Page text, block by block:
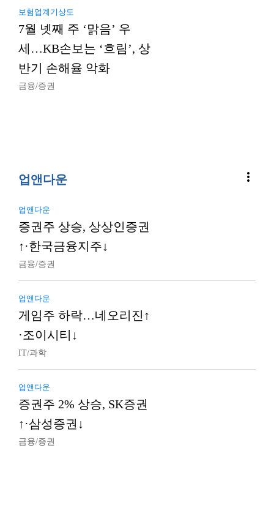
보험업계기상도
7월 넷째 주 ‘맑음’ 우
세…KB손보는 ‘흐림’, 상
반기 손해율 악화
금융/증권
업앤다운 more_vert
업앤다운
증권주 상승, 상상인증권
↑·한국금융지주↓
금융/증권
업앤다운
게임주 하락…네오리진↑
·조이시티↓
IT/과학
업앤다운
증권주 2% 상승, SK증권
↑·삼성증권↓
금융/증권